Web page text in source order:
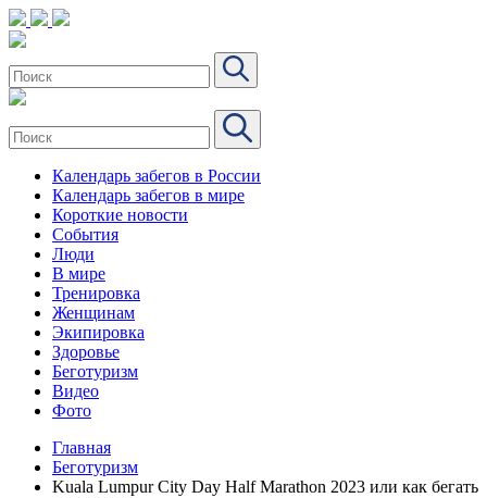
Календарь забегов в России
Календарь забегов в мире
Короткие новости
События
Люди
В мире
Тренировка
Женщинам
Экипировка
Здоровье
Беготуризм
Видео
Фото
Главная
Беготуризм
Kuala Lumpur City Day Half Marathon 2023 или как бегать